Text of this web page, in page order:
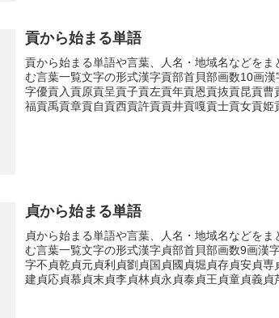
貢から始まる単語
貢から始まる単語や言葉、人名・地域名などをま
む言葉一覧文字の形式漢字貢部首貝部画数10画
字優貢入貢原貢呈貢子貢左貢年貢恩貢抜貢昆貢曹
福貢禹貢章貢自貢西貢許貢貢井貢嘎貢士貢女貢姫
貞から始まる単語
貞から始まる単語や言葉、人名・地域名などをま
む言葉一覧文字の形式漢字貞部首貝部画数9画漢
字不貞乾貞元貞利貞劉貞国貞國貞堀貞存貞安貞専
建貞応貞慕貞末貞李貞林貞永貞泰貞王貞童貞義貞